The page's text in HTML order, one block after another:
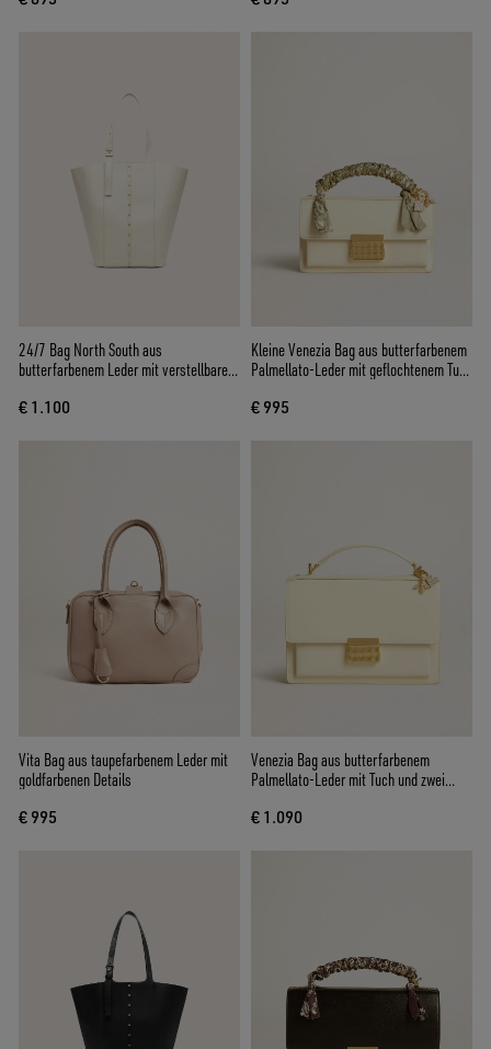
24/7 Bag North South aus
butterfarbenem Leder mit verstellbaren
€ 1.100
Kleine Venezia Bag aus butterfarbenem
Palmellato-Leder mit geflochtenem Tuch
€ 995
Vita Bag aus taupefarbenem Leder mit
goldfarbenen Details
€ 995
Venezia Bag aus butterfarbenem
Palmellato-Leder mit Tuch und zwei
€ 1.090